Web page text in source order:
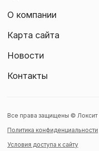
О компании
Карта сайта
Новости
Контакты
Все права защищены © Локсит
Политика конфиденциальности
Условия доступа к сайту